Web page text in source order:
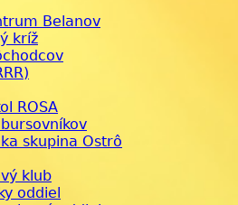
Belanov
kríž
ROSA
skupina Ostrô
klub
oddiel